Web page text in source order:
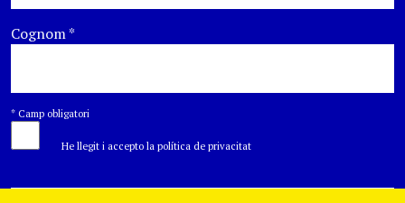
Cognom*
* Camp obligatori
He llegit i accepto la política de privacitat